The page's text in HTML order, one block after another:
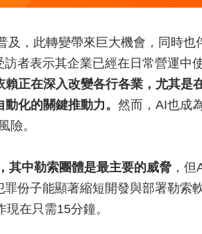
及，此轉變帶來巨大機會，同時
者表示其企業已經在日常營運中
正在深入改變各行各業，尤其是
化的關鍵推動力。 然而，AI也成
險。
其中勒索團體是最主要的威脅 ，
份子能顯著縮短開發與部署勒索
在只需15分鐘。